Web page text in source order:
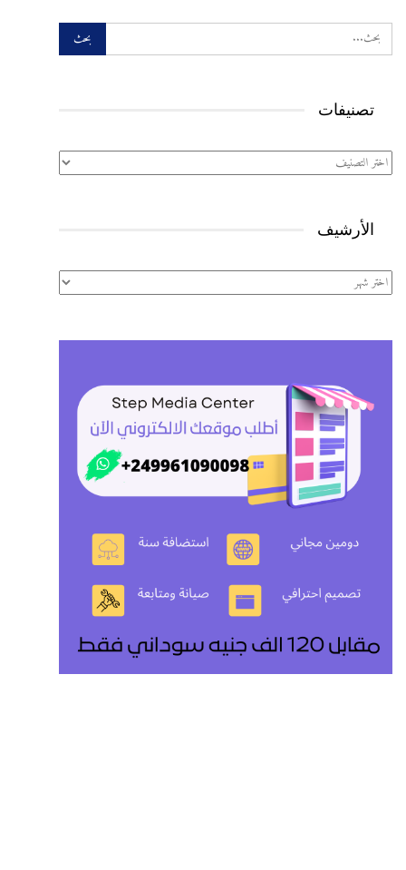
تصنيفات
تصنيفات
الأرشيف
الأرشيف